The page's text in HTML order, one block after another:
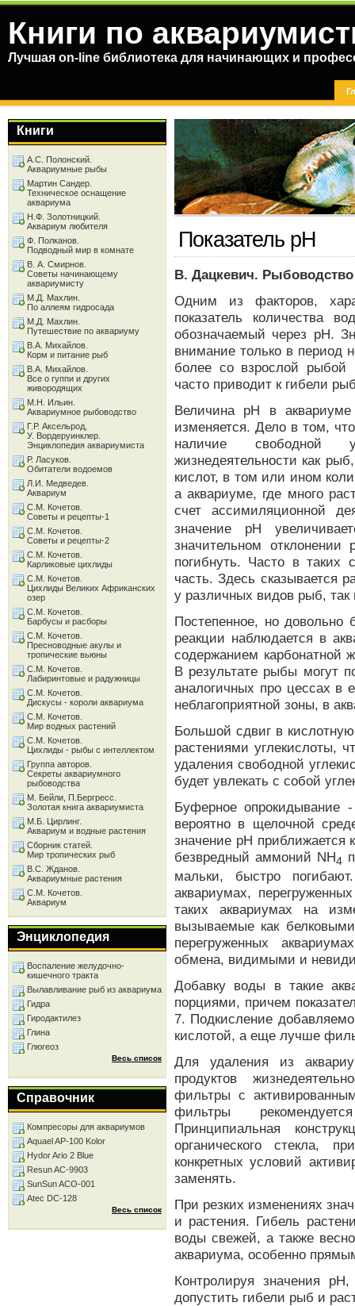
Книги по
Лучшая on-line библиотека для начинающих и
Показатель рН
В. Дацкевич.
Одним из факторов,
показатель количества
обозначаемый через рH.
внимание только в период
более со взрослой рыбой
часто приводит к гибели
Величина рН в
изменяется. Дело в том,
наличие свободной
жизнедеятельности как
кислот, в том или ином
а аквариуме, где много
счет ассимиляционной
значение рН
значительном
погибнуть. Часто в таких
часть. Здесь сказывается
у различных видов рыб, так
Постепенное, но
реакции наблюдается в
содержанием карбонатной
В результате рыбы могут
аналогичных про цессах в
неблагоприятной зоны, в
Большой сдвиг в
растениями углекислоты,
удаления свободной
будет увлекать с собой
Буферное опрокидывание
вероятно в щелочной
значение рН приближается
безвредный аммоний NH4
мальки, быстро
аквариумах,
таких аквариумах на
вызываемые как
перегруженных
обмена, видимыми и
Добавку воды в такие
порциями, причем
7. Подкисление
кислотой, а еще лучше
Для удаления из
продуктов
фильтры с
фильтры
Принципиальная
органического стекла,
конкретных условий
заменять.
При резких изменениях
и растения. Гибель
воды свежей, а также
аквариума, особенно
Контролируя значения
допустить гибели рыб и
Книги
А.С. Полонский.
Аквариумные рыбы
Мартин Сандер.
Техническое оснащение
аквариума
Н.Ф. Золотницкий.
Аквариум любителя
Ф. Полканов.
Подводный мир в комнате
В. А. Смирнов.
Советы начинающему
аквариумисту
М.Д. Махлин.
По аллеям гидросада
М.Д. Махлин.
Путешествие по аквариуму
В.А. Михайлов.
Корм и питание рыб
В.А. Михайлов.
Все о гуппи и других
живородящих
М.Н. Ильин.
Аквариумное рыбоводство
Г.Р. Аксельрод,
У. Вордеруинклер.
Энциклопедия аквариумиста
Р. Ласуков.
Обитатели водоемов
Л.И. Медведев.
Аквариум
С.М. Кочетов.
Советы и рецепты-1
С.М. Кочетов.
Советы и рецепты-2
С.М. Кочетов.
Карликовые цихлиды
С.М. Кочетов.
Цихлиды Великих Африканских
озер
С.М. Кочетов.
Барбусы и расборы
С.М. Кочетов.
Пресноводные акулы и
тропические вьюны
С.М. Кочетов.
Лабиринтовые и радужницы
С.М. Кочетов.
Дискусы - короли аквариума
С.М. Кочетов.
Мир водных растений
С.М. Кочетов.
Цихлиды - рыбы с интеллектом
Группа авторов.
Секреты аквариумного
рыбоводства
М. Бейли, П.Бергресс.
Золотая книга аквариумиста
М.Б. Цирлинг.
Аквариум и водные растения
Сборник статей.
Мир тропических рыб
В.С. Жданов.
Аквариумные растения
С.М. Кочетов.
Аквариум
Энциклопедия
Воспаление желудочно-
кишечного тракта
Вылавливание рыб из аквариума
Гидра
Гиродактилез
Глина
Глюгеоз
Весь список
Справочник
Компресоры для аквариумов
Aquael AP-100 Kolor
Hydor Ario 2 Blue
Resun AC-9903
SunSun ACO-001
Atec DC-128
Весь список